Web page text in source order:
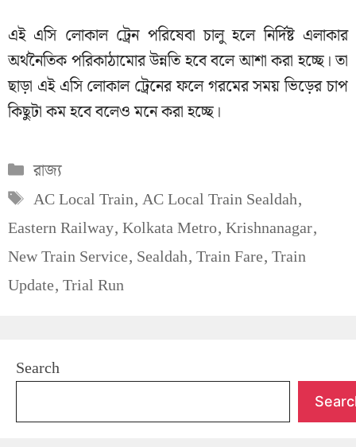
এই এসি লোকাল ট্রেন পরিষেবা চালু হলে নির্দিষ্ট এলাকার
অর্থনৈতিক পরিকাঠামোর উন্নতি হবে বলে আশা করা হচ্ছে। তা
ছাড়া এই এসি লোকাল ট্রেনের ফলে গরমের সময় ভিড়ের চাপ
কিছুটা কম হবে বলেও মনে করা হচ্ছে।
Categories
রাজ্য
Tags
AC Local Train,AC Local Train Sealdah,
Eastern Railway,Kolkata Metro,Krishnanagar,
New Train Service, Sealdah,Train Fare,Train
Update,Trial Run
Search